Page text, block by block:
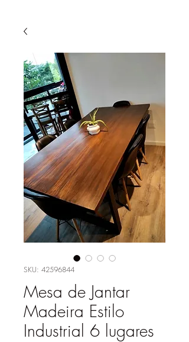
SKU: 42596844
Mesa de Jantar
Madeira Estilo
Industrial 6 lugares